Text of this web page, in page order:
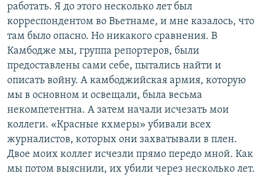
работать. Я до этого несколько лет был
корреспондентом во Вьетнаме, и мне казалось, что
там было опасно. Но никакого сравнения. В
Камбодже мы, группа репортеров, были
предоставлены сами себе, пытались найти и
описать войну. А камбоджийская армия, которую
мы в основном и освещали, была весьма
некомпетентна. А затем начали исчезать мои
коллеги. «Красные кхмеры» убивали всех
журналистов, которых они захватывали в плен.
Двое моих коллег исчезли прямо передо мной. Как
мы потом выяснили, их убили через несколько лет.